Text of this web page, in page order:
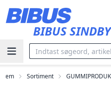
BIBUS SINDBY
Hjem Sortiment